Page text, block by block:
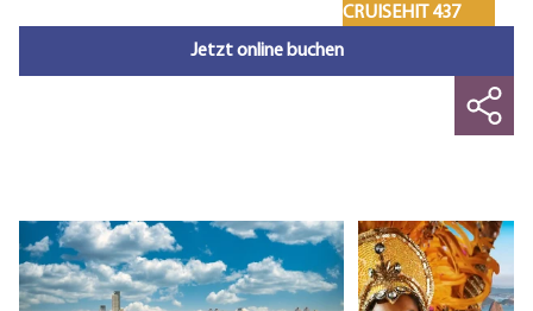
CRUISEHIT 437
Jetzt online buchen